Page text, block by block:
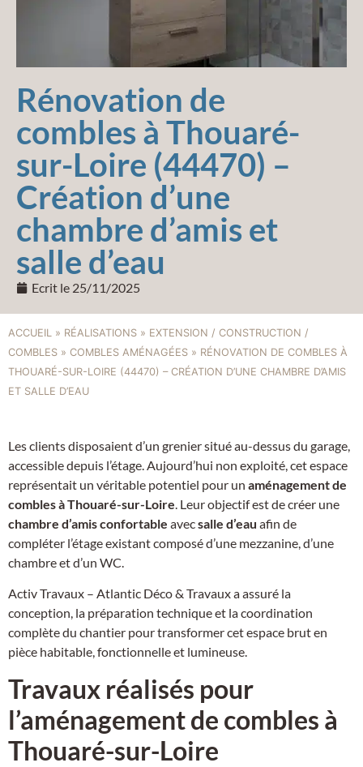
Rénovation de
combles à Thouaré-
sur-Loire (44470) –
Création d’une
chambre d’amis et
salle d’eau
Ecrit le 25/11/2025
ACCUEIL » RÉALISATIONS » EXTENSION / CONSTRUCTION /
COMBLES » COMBLES AMÉNAGÉES » RÉNOVATION DE COMBLES À
THOUARÉ-SUR-LOIRE (44470) – CRÉATION D’UNE CHAMBRE D’AMIS
ET SALLE D’EAU
Les clients disposaient d’un grenier situé au-dessus du garage,
accessible depuis l’étage. Aujourd’hui non exploité, cet espace
représentait un véritable potentiel pour un aménagement de
combles à Thouaré-sur-Loire. Leur objectif est de créer une
chambre d’amis confortable avecsalle d’eau afin de
compléter l’étage existant composé d’une mezzanine, d’une
chambre et d’un WC.
Activ Travaux – Atlantic Déco & Travaux a assuré la
conception, la préparation technique et la coordination
complète du chantier pour transformer cet espace brut en
pièce habitable, fonctionnelle et lumineuse.
Travaux réalisés pour
l’aménagement de combles à
Thouaré-sur-Loire